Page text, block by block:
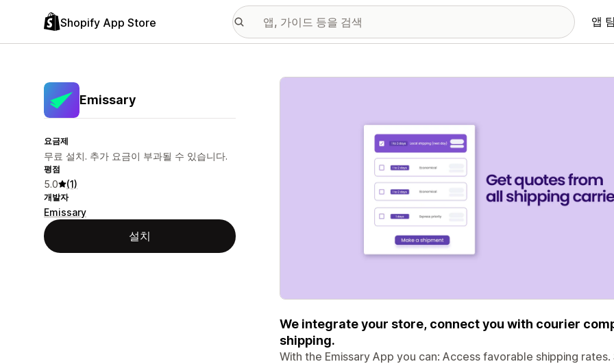
Shopify App Store 앱
Emissary
요금제
무료 설치. 추가 요금이 부과될 수 있습니다.
평점
5.0 (1)
개발자
Emissary
설치
추천 이미지 갤러리
We integrate your store, connect you with courier
shipping.
With the Emissary App you can: Access favorable shipping